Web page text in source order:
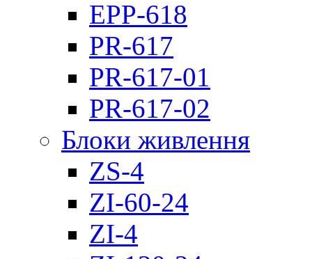
EPP-618
PR-617
PR-617-01
PR-617-02
Блоки живлення
ZS-4
ZI-60-24
ZI-4